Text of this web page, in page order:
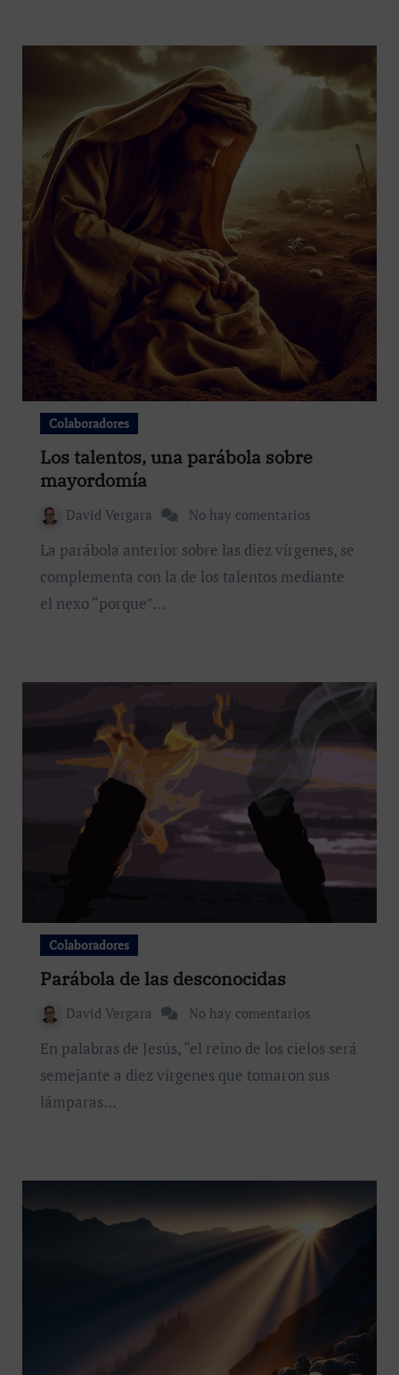
Colaboradores
Los talentos, una parábola sobre
mayordomía
David Vergara No hay comentarios
La parábola anterior sobre las diez vírgenes, se
complementa con la de los talentos mediante
el nexo “porque”…
Colaboradores
Parábola de las desconocidas
David Vergara No hay comentarios
En palabras de Jesús, “el reino de los cielos será
semejante a diez vírgenes que tomaron sus
lámparas…